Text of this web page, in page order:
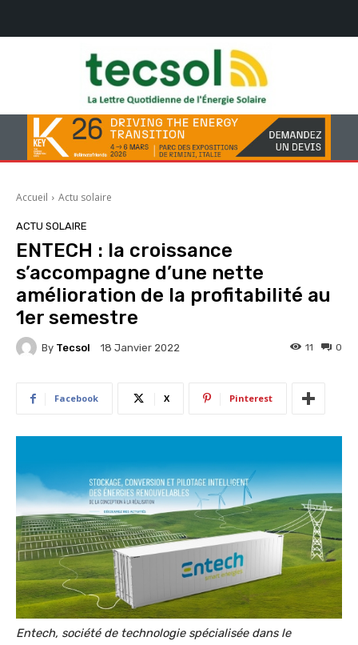
Accueil Actu solaire
ACTU SOLAIRE
ENTECH : la croissance
s’accompagne d’une nette
amélioration de la profitabilité au
1er semestre
By Tecsol 18 Janvier 2022 0
11
Facebook X Pinterest
Entech, société de technologie spécialisée dans le